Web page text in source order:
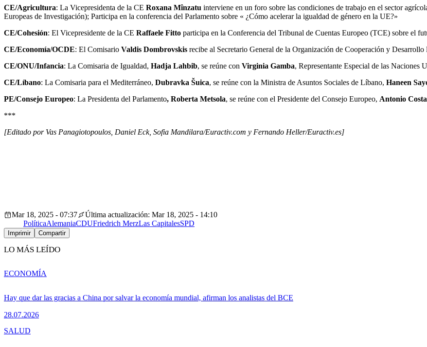
CE/Agricultura: La Vicepresidenta de la CE Roxana Mînzatu interviene en un foro sobre las condiciones de trabajo en el sector
Europeas de Investigación); Participa en la conferencia del Parlamento sobre « ¿Cómo acelerar la igualdad de género en la UE?»
CE/Cohesión: El Vicepresidente de la CE Raffaele Fitto participa en la Conferencia del Tribunal de Cuentas Europeo (TCE) sobre el
CE/Economía/OCDE: El Comisario Valdis Dombrovskis recibe al Secretario General de la Organización de Cooperación y
CE/ONU/Infancia: La Comisaria de Igualdad, Hadja Lahbib, se reúne con Virginia Gamba, Representante Especial de las Naciones
CE/Líbano: La Comisaria para el Mediterráneo, Dubravka Šuica, se reúne con la Ministra de Asuntos Sociales de Líbano, Haneen
PE/Consejo Europeo: La Presidenta del Parlamento, Roberta Metsola, se reúne con el Presidente del Consejo Europeo, Antonio
***
[Editado por Vas Panagiotopoulos, Daniel Eck, Sofia Mandilara/Euractiv.com y Fernando Heller/Euractiv.es]
Mar 18, 2025 - 07:37
Última actualización: Mar 18, 2025 - 14:10
PolíticaAlemaniaCDUFriedrich MerzLas CapitalesSPD
Imprimir Compartir
LO MÁS LEÍDO
Hay que dar las gracias a China por salvar la economía mundial, afirman los analistas del BCE
28.07.2026
ECONOMÍA
SALUD